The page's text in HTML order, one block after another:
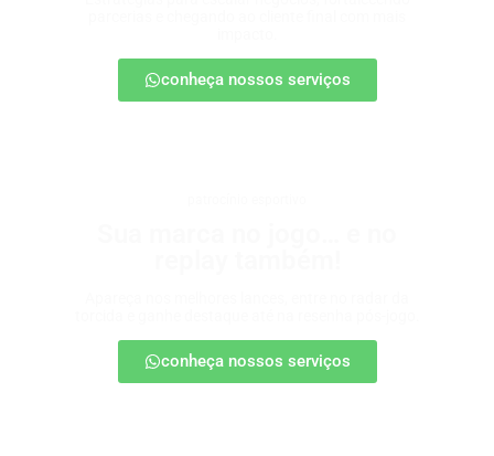
conheça nossos serviços
conheça nossos serviços